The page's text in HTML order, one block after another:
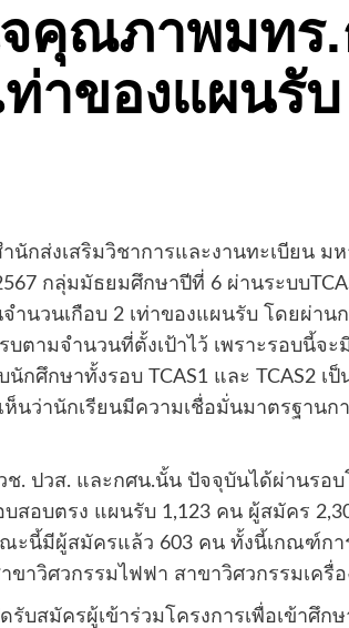
จคุณภาพมท
ท่าของแผนรับ
นักส่งเสริมวิชาการและงานทะเบียน
กลุ่มมัธยมศึกษาปีที่ 6 ผ่านระบบ
ำนวนเกือบ 2 เท่าของแผนรับ โดยผ่า
ตามจำนวนที่ตั้งเป้าไว้ เพราะรอบนี้จ
กศึกษาทั้งรอบ TCAS1 และ TCAS2
ห็นว่านักเรียนมีความเชื่อมั่นมาตรฐา
ช. ปวส. และกศน.นั้น ปัจจุบันได้ผ่านร
สอบตรง แผนรับ 1,123 คน ผู้สมัคร
ะนี้มีผู้สมัครแล้ว 603 คน ทั้งนี้เกณฑ์ก
าวิศวกรรมไฟฟา สาขาวิศวกรรมเครื่
รับสมัครผู้เข้าร่วมโครงการเพื่อเข้าศึ